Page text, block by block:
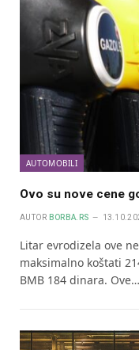
AUTOMOBILI
Ovo su nove cene
AUTOR BORBA.RS
Litar evrodizela ove
maksimalno koštati
BMB 184 dinara. Ove…